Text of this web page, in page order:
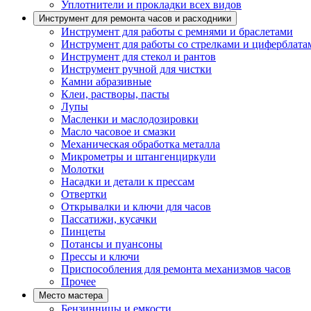
Уплотнители и прокладки всех видов
Инструмент для ремонта часов и расходники
Инструмент для работы с ремнями и браслетами
Инструмент для работы со стрелками и
Инструмент для стекол и рантов
Инструмент ручной для чистки
Камни абразивные
Клеи, растворы, пасты
Лупы
Масленки и маслодозировки
Масло часовое и смазки
Механическая обработка металла
Микрометры и штангенциркули
Молотки
Насадки и детали к прессам
Отвертки
Открывалки и ключи для часов
Пассатижи, кусачки
Пинцеты
Потансы и пуансоны
Прессы и ключи
Приспособления для ремонта механизмов часов
Прочее
Место мастера
Бензинницы и емкости